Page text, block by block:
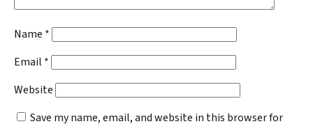
Name *
Email *
Website
Save my name, email, and website in this browser for